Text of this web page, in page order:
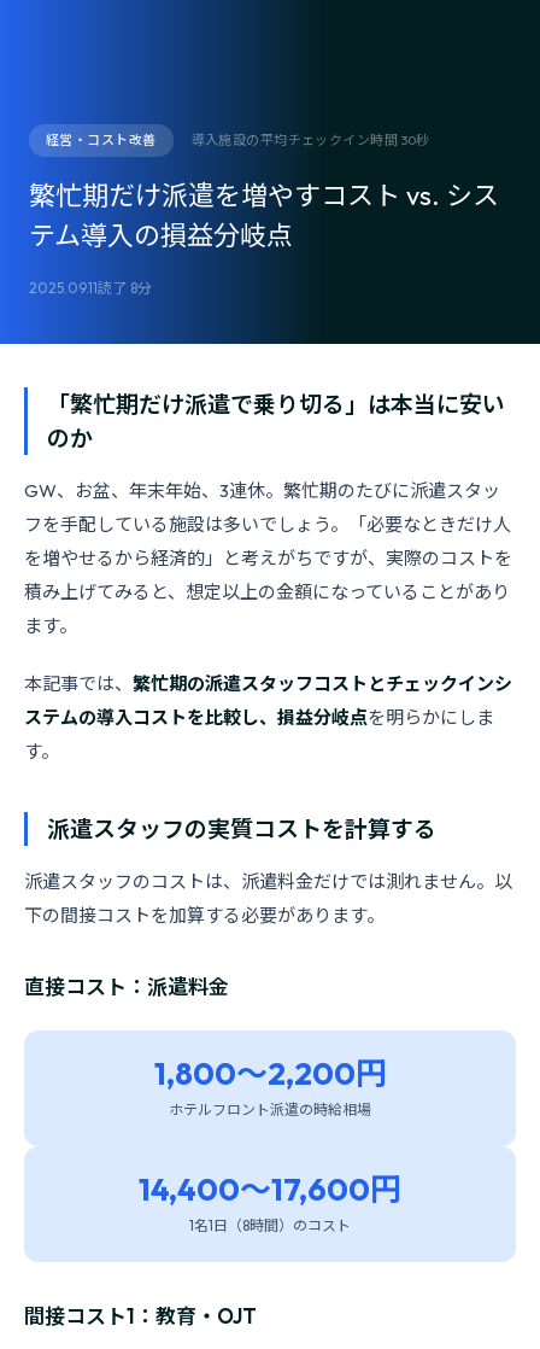
経営・コスト改善 導入施設の平均チェックイン時間 30秒
繁忙期だけ派遣を増やすコスト vs. シス
テム導入の損益分岐点
2025.09.11読了 8分
「繁忙期だけ派遣で乗り切る」は本当に安い
のか
GW、お盆、年末年始、3連休。繁忙期のたびに派遣スタッ
フを手配している施設は多いでしょう。「必要なときだけ人
を増やせるから経済的」と考えがちですが、実際のコストを
積み上げてみると、想定以上の金額になっていることがあり
ます。
本記事では、 繁忙期の派遣スタッフコストとチェックインシ
ステムの導入コストを比較し、損益分岐点を明らかにしま
す。
派遣スタッフの実質コストを計算する
派遣スタッフのコストは、派遣料金だけでは測れません。以
下の間接コストを加算する必要があります。
直接コスト：派遣料金
1,800〜2,200円
ホテルフロント派遣の時給相場
14,400〜17,600円
1名1日（8時間）のコスト
間接コスト1：教育・OJT